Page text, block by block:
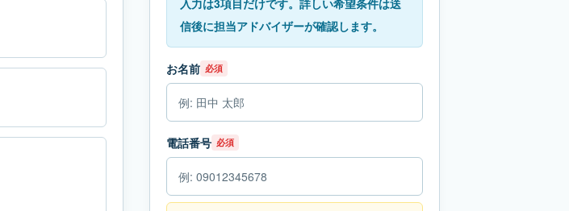
入力は3項目だけです。詳しい希望条件は送
信後に担当アドバイザーが確認します。
お名前 必須
電話番号 必須